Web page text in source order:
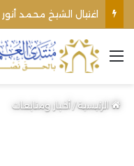
القائمة
الرئيسية/أخبار ومتابعات